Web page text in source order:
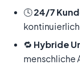
🕓24/7
🔁 Hybride
menschliche